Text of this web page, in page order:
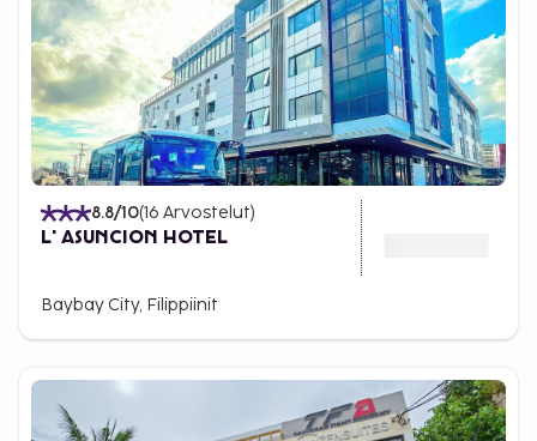
8.8/10(16 Arvostelut)
L' ASUNCION HOTEL
Baybay City, Filippiinit